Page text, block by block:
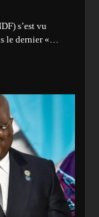
s’est vu
le dernier «…